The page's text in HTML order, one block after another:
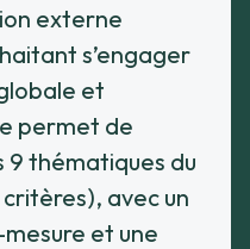
externe
s’engager
et
permet de
9 thématiques du
avec un
et une